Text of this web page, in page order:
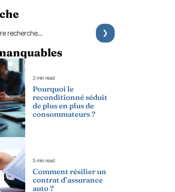
2 min read
Pourquoi le
reconditionné séduit
de plus en plus de
consommateurs ?
5 min read
Comment résilier un
contrat d’assurance
auto ?